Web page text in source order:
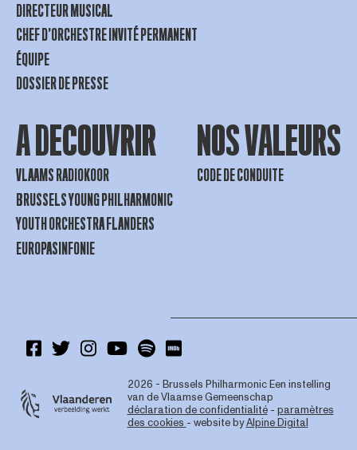
DIRECTEUR MUSICAL
CHEF D’ORCHESTRE INVITÉ PERMANENT
ÉQUIPE
DOSSIER DE PRESSE
A DECOUVRIR
VLAAMS RADIOKOOR
BRUSSELS YOUNG PHILHARMONIC
YOUTH ORCHESTRA FLANDERS
EUROPASINFONIE
NOS VALEURS
CODE DE CONDUITE
2026 - Brussels PhilharmonicEen instelling
van de Vlaamse Gemeenschap
déclaration de confidentialité- paramètres
des cookies - website byAlpine Digital